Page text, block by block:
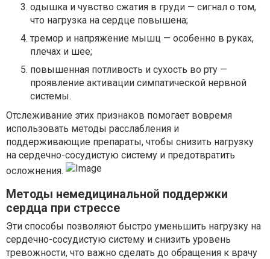
одышка и чувство сжатия в груди — сигнал о том,
что нагрузка на сердце повышена;
тремор и напряжение мышц — особенно в руках,
плечах и шее;
повышенная потливость и сухость во рту —
проявление активации симпатической нервной
системы.
Отслеживание этих признаков помогает вовремя
использовать методы расслабления и
поддерживающие препараты, чтобы снизить нагрузку
на сердечно-сосудистую систему и предотвратить
осложнения.
Методы немедицинальной поддержки
сердца при стрессе
Эти способы позволяют быстро уменьшить нагрузку на
сердечно-сосудистую систему и снизить уровень
тревожности, что важно сделать до обращения к врачу